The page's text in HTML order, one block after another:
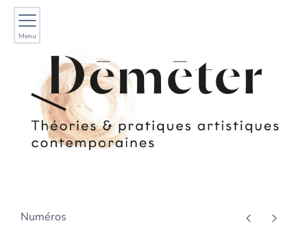
Menu
Numéros